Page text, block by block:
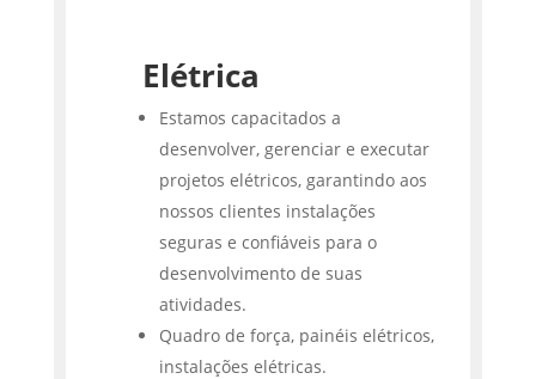
Elétrica
Estamos capacitados a
desenvolver, gerenciar e executar
projetos elétricos, garantindo aos
nossos clientes instalações
seguras e confiáveis para o
desenvolvimento de suas
atividades.
Quadro de força, painéis elétricos,
instalações elétricas.